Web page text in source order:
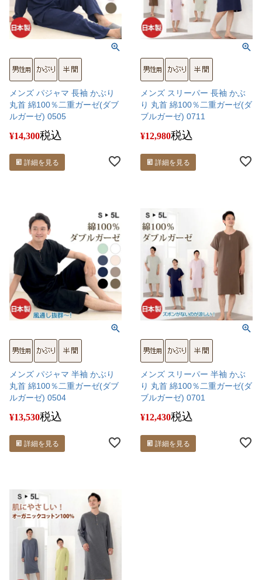
メンズ パジャマ 長袖 かぶり
丸首 綿100％二重ガーゼ(ダブ
ルガーゼ) 0505
¥14,300税込
詳細を見る
メンズ スリーパー 長袖 かぶ
り 丸首 綿100％二重ガーゼ(ダ
ブルガーゼ) 0711
¥12,980税込
詳細を見る
メンズ パジャマ 半袖 かぶり
丸首 綿100％二重ガーゼ(ダブ
ルガーゼ) 0504
¥13,530税込
詳細を見る
メンズ スリーパー 半袖 かぶ
り 丸首 綿100％二重ガーゼ(ダ
ブルガーゼ) 0701
¥12,430税込
詳細を見る